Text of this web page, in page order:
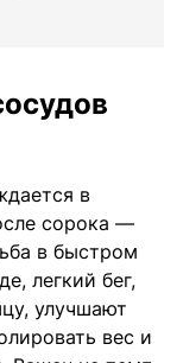
в
сорока —
в быстром
легкий бег,
улучшают
вес и